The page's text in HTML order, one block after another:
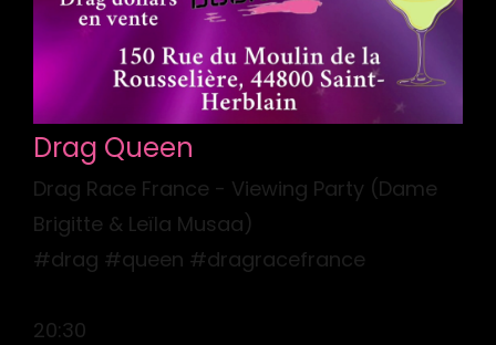
Drag Queen
Drag Race France - Viewing Party (Dame
Brigitte & Leïla Musaa)
#drag #queen #dragracefrance
20:30